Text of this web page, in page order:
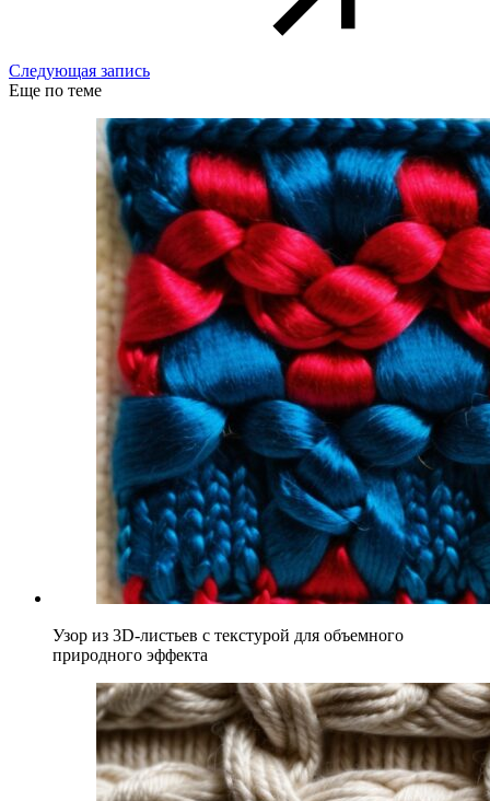
Следующая запись
Еще по теме
Узор из 3D-листьев с текстурой для объемного
природного эффекта